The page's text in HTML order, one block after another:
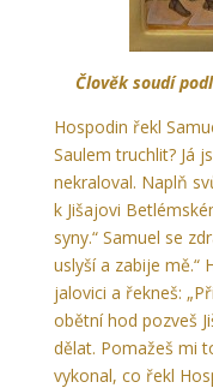
Člověk soudí
Hospodin řekl
Saulem truchlit? Já
nekraloval. Naplň
k Jišajovi
syny.“ Samuel se
uslyší a zabije mě.“
jalovici a řekneš:
obětní hod pozveš
dělat. Pomažeš mi
vykonal, co řekl